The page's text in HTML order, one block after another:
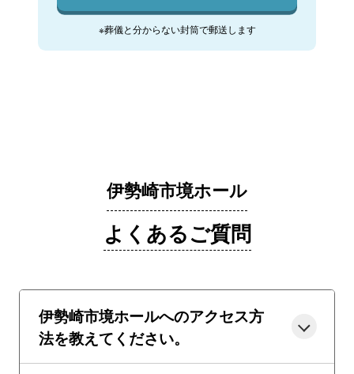
※葬儀と分からない封筒で郵送します
伊勢崎市境ホール
よくあるご質問
伊勢崎市境ホールへのアクセス方
法を教えてください。